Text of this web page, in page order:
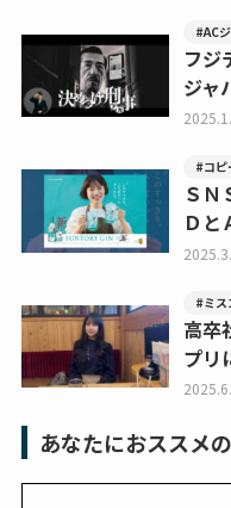
#AC
フジ
ジャ
#コピ
ＳＮ
Ｄと
#ミス
高卒
プリ
あなたにおススメ